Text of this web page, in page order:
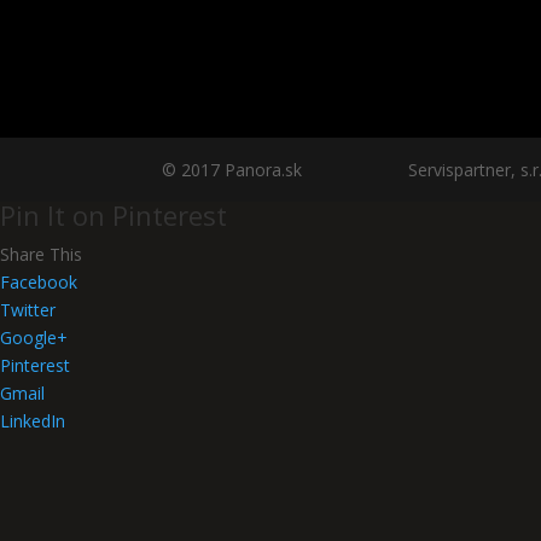
© 2017 Panora.sk Servispartner, s.r.o., č.d.
Pin It on Pinterest
Share This
Facebook
Twitter
Google+
Pinterest
Gmail
LinkedIn